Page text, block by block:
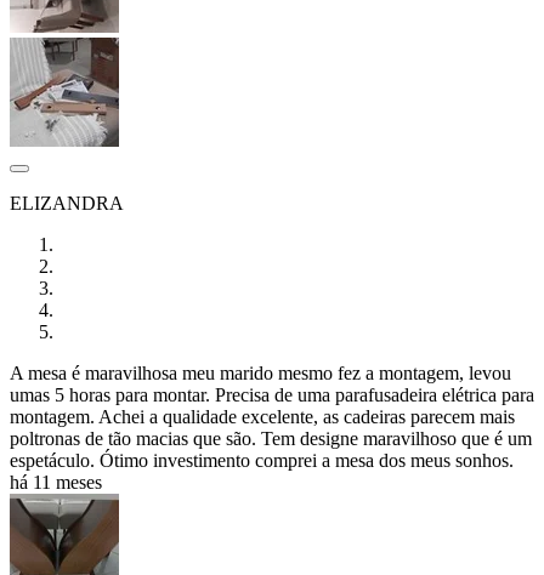
ELIZANDRA
A mesa é maravilhosa meu marido mesmo fez a montagem, levou
umas 5 horas para montar. Precisa de uma parafusadeira elétrica para
montagem. Achei a qualidade excelente, as cadeiras parecem mais
poltronas de tão macias que são. Tem designe maravilhoso que é um
espetáculo. Ótimo investimento comprei a mesa dos meus sonhos.
há 11 meses